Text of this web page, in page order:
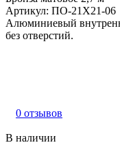
Артикул: ПО-21Х21-06
Алюминиевый
без отверстий.
0 отзывов
В наличии